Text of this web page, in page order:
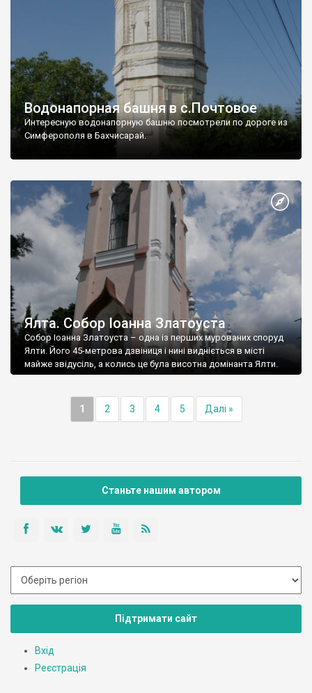
Водонапорная башня в с.Почтовое
Интересную водонапорную башню посмотрели по дороге из
Симферополя в Бахчисарай.
Ялта. Собор Іоанна Златоуста
Собор Іоанна Златоуста – одна із перших мурованих споруд
Ялти. Його 45-метрова дзвіниця і нині видніється в місті
майже звідусіль, а колись це була висотна домінанта Ялти.
1 2 3 4 5 Далі »
Станьте нашим автором
Підтримати сайт
Вхід
Реєстрація